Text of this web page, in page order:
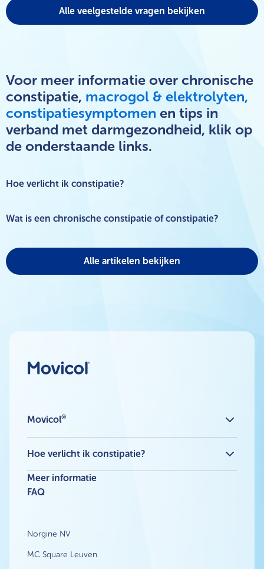
Alle veelgestelde vragen bekijken
Voor meer informatie over chronische
constipatie, macrogol & elektrolyten,
constipatiesymptomen en tips in
verband met darmgezondheid, klik op
de onderstaande links.
Hoe verlicht ik constipatie?
Wat is een chronische constipatie of constipatie?
Alle artikelen bekijken
Movicol®
Movicol® Neutral 13,7 g zakje, poeder voor drank
Movicol® Zakjes met Citroen- en Limoenaroma
Movicol® Vloeibaar Sinaasappelsmaak, concentraat
voor drank
Hoe verlicht ik constipatie?
Hoe Movicol®werkt
Wat is een chronische constipatie of constipatie?
Hoe verlicht ik constipatie? Adviezen en tips
Meer informatie
FAQ
Norgine NV
MC Square Leuven